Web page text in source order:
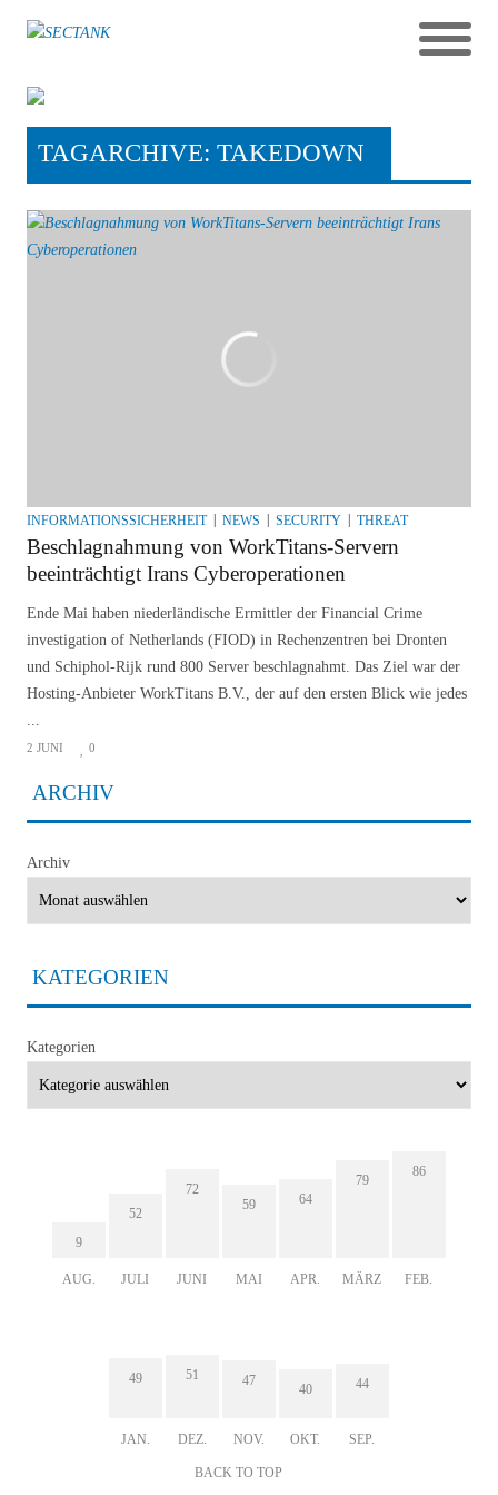
TAGARCHIVE: TAKEDOWN
INFORMATIONSSICHERHEIT NEWS SECURITY THREAT
Beschlagnahmung von WorkTitans-Servern
beeinträchtigt Irans Cyberoperationen
Ende Mai haben niederländische Ermittler der Financial Crime
investigation of Netherlands (FIOD) in Rechenzentren bei Dronten
und Schiphol-Rijk rund 800 Server beschlagnahmt. Das Ziel war der
Hosting-Anbieter WorkTitans B.V., der auf den ersten Blick wie jedes
...
2 JUNI 0
ARCHIV
Archiv
KATEGORIEN
Kategorien
9
AUG.
52
JULI
72
JUNI
59
MAI
64
APR.
79
MÄRZ
86
FEB.
49
JAN.
51
DEZ.
47
NOV.
40
OKT.
44
SEP.
BACK TO TOP